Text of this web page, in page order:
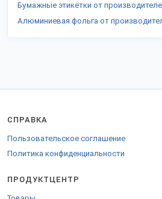
Бумажные этикетки от
Алюминиевая фольга от
СПРАВКА
Пользовательское соглашение
Политика конфиденциальности
ПРОДУКТЦЕНТР